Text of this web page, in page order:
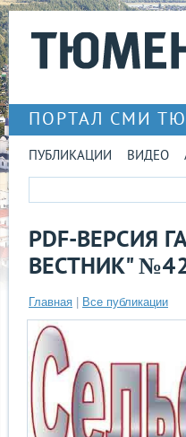
ПОРТАЛ СМИ
ПУБЛИКАЦИИ ВИДЕО
PDF-ВЕРСИЯ
ВЕСТНИК"
Главная Все публикации